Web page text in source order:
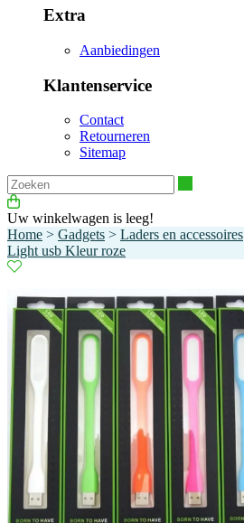
Extra
Aanbiedingen
Klantenservice
Contact
Retourneren
Sitemap
Uw winkelwagen is leeg!
Home > Gadgets > Laders en accessoires
Light usb Kleur roze